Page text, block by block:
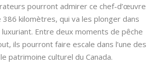
pourront admirer ce chef-d’œuvre
386 kilomètres, qui va les plonger dans
Entre deux moments de pêche
ils pourront faire escale dans l’une des
patrimoine culturel du Canada.